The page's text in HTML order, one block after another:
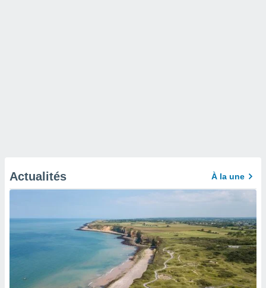
Actualités À la une